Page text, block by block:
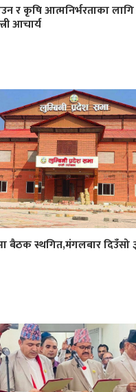
र कृषि आत्मनिर्भरताका
आचार्य
बैठक स्थगित,मंगलबार